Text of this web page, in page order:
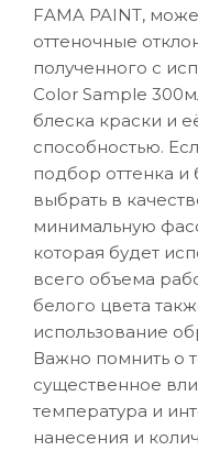
FAMA PAINT,
оттеночные
полученного с
Color Sample
блеска краски и
способностью.
подбор оттенка
выбрать в
минимальную
которая будет
всего объема
белого цвета
использование
Важно помнить о
существенное
температура и
нанесения и